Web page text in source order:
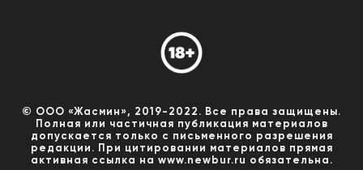
© ООО «Жасмин», 2019-2022. Все права защищены.
Полная или частичная публикация материалов
допускается только с письменного разрешения
редакции. При цитировании материалов прямая
активная ссылка на www.newbur.ru обязательна.